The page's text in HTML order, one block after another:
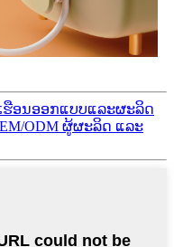
ຮືອນອອກແບບແລະຜະລິດ
ODM ຜູ້ຜະລິດ ແລະ